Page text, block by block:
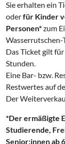
Sie erhalten ein
oderfür Kinder
Personen*zum
Das Ticket gilt
Stunden.
Eine Bar- bzw.
Restwertes auf
Der
*Der ermäßigte
Studierende,
Senior:innen ab